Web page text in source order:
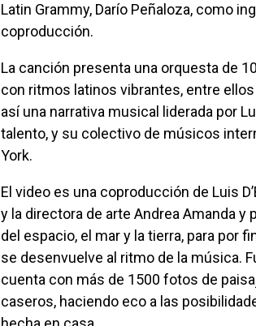
Latin Grammy, Darío Peñaloza, como
coproducción.
La canción presenta una orquesta de 10 músicos que combinan sonidos clásicos
con ritmos latinos vibrantes, entre
así una narrativa musical liderada por
talento, y su colectivo de músicos
York.
El video es una coproducción de Luis D’Elias, junto a la cineasta Rosa Amanda Tuirán
y la directora de arte Andrea Amanda y
del espacio, el mar y la tierra, para por
se desenvuelve al ritmo de la música.
cuenta con más de 1500 fotos de
caseros, haciendo eco a las